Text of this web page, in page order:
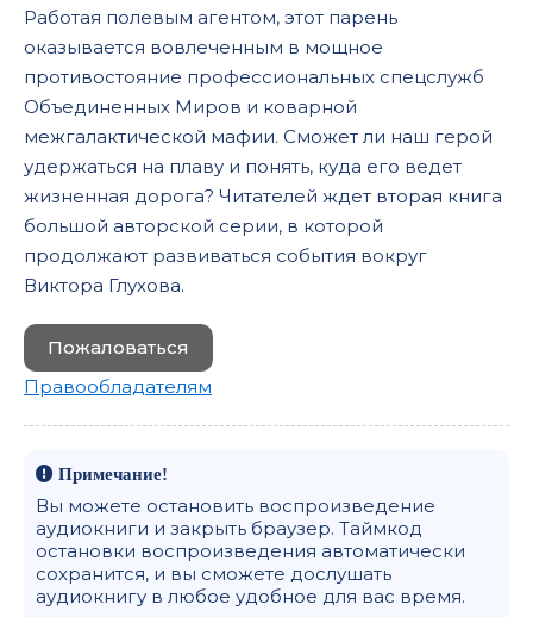
Работая полевым агентом, этот парень
оказывается вовлеченным в мощное
противостояние профессиональных спецслужб
Объединенных Миров и коварной
межгалактической мафии. Сможет ли наш герой
удержаться на плаву и понять, куда его ведет
жизненная дорога? Читателей ждет вторая книга
большой авторской серии, в которой
продолжают развиваться события вокруг
Виктора Глухова.
Пожаловаться
Правообладателям
Примечание!
Вы можете остановить воспроизведение
аудиокниги и закрыть браузер. Таймкод
остановки воспроизведения автоматически
сохранится, и вы сможете дослушать
аудиокнигу в любое удобное для вас время.